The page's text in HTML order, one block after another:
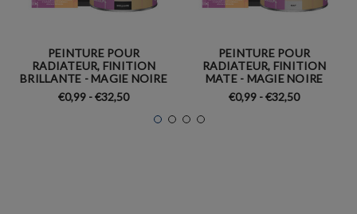
PEINTURE POUR
RADIATEUR, FINITION
BRILLANTE - MAGIE NOIRE
€0,99 - €32,50
PEINTURE POUR
RADIATEUR, FINITION
MATE - MAGIE NOIRE
€0,99 - €32,50